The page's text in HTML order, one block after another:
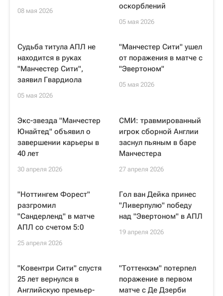
08 мая 2026
оскорблений
05 мая 2026
Судьба титула АПЛ не
находится в руках
"Манчестер Сити",
заявил Гвардиола
05 мая 2026
"Манчестер Сити" ушел
от поражения в матче с
"Эвертоном"
05 мая 2026
Экс-звезда "Манчестер
Юнайтед" объявил о
завершении карьеры в
40 лет
30 апреля 2026
СМИ: травмированный
игрок сборной Англии
заснул пьяным в баре
Манчестера
27 апреля 2026
"Ноттингем Форест"
разгромил
"Сандерленд" в матче
АПЛ со счетом 5:0
25 апреля 2026
Гол ван Дейка принес
"Ливерпулю" победу
над "Эвертоном" в АПЛ
19 апреля 2026
"Ковентри Сити" спустя
25 лет вернулся в
Английскую премьер-
"Тоттенхэм" потерпел
поражение в первом
матче с Де Дзерби